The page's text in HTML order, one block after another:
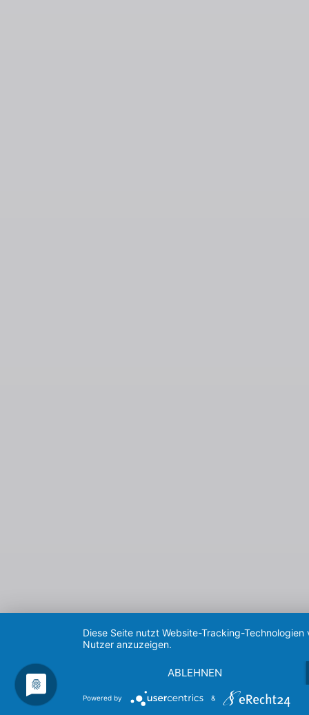
Diese Seite nutzt Website-Tracking-
Nutzer anzuzeigen.
ABLEHNEN
Powered by &